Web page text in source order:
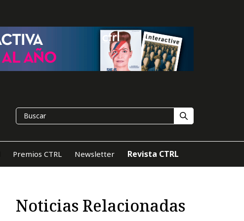
Premios CTRL Newsletter Revista CTRL
Noticias Relacionadas